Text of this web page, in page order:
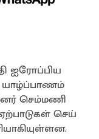
ஐரோப்பிய
யாழ்ப்பாணம்
செம்மணி
செய்